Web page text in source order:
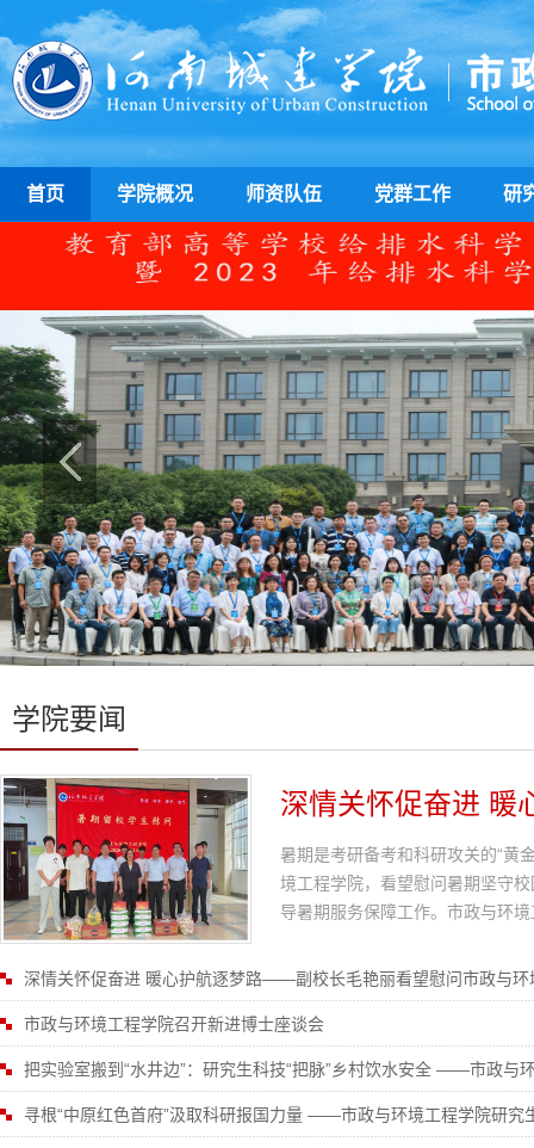
首页 学院概况 师资队伍 党群工作 研
学院要闻
深情关怀促奋进
暑期是考研备考和科研攻关的“黄
境工程学院，看望慰问暑期坚守
导暑期服务保障工作。市政与环
深情关怀促奋进 暖心护航逐梦路——副校长毛艳丽看望慰问市政与环
市政与环境工程学院召开新进博士座谈会
把实验室搬到“水井边”：研究生科技“把脉”乡村饮水安全 ——市政与
寻根“中原红色首府”汲取科研报国力量 ——市政与环境工程学院研究